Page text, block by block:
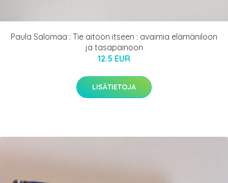
Paula Salomaa : Tie aitoon itseen : avaimia elämäniloon
ja tasapainoon
12.5 EUR
LISÄTIETOJA